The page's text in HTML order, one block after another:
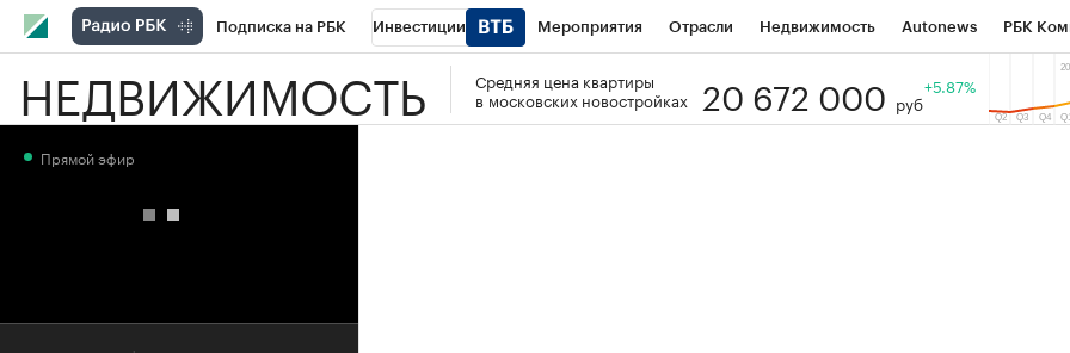
Подписка на РБК Инвестиции Мероприятия Отрасли Недвижимость Autonews РБК
РБК Вино Спорт Школа управления РБК РБК Образование Тренды
НЕДВИЖИМОСТЬ
Средняя цена квартиры
в московских новостройках
20 672 000 руб
+5.87%
Прямой эфир